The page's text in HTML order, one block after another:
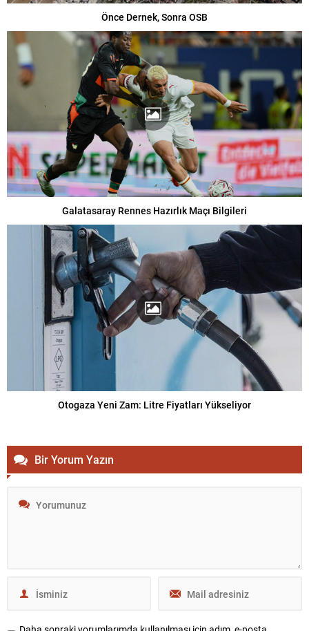
Önce Dernek, Sonra OSB
Galatasaray Rennes Hazırlık Maçı Bilgileri
Otogaza Yeni Zam: Litre Fiyatları Yükseliyor
Bir Yorum Yazın